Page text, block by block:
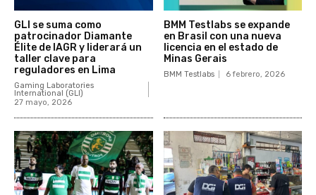
GLI se suma como
patrocinador Diamante
Élite de IAGR y liderará un
taller clave para
reguladores en Lima
Gaming Laboratories
International (GLI)
27 mayo, 2026
BMM Testlabs se expande
en Brasil con una nueva
licencia en el estado de
Minas Gerais
BMM Testlabs 6 febrero, 2026